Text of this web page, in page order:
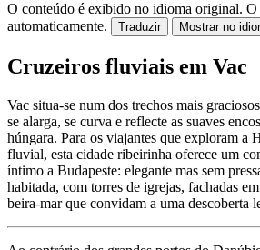
O conteúdo é exibido no idioma original. O
automaticamente.
Traduzir Mostrar no
Cruzeiros fluviais em Vac
Vac situa-se num dos trechos mais
se alarga, se curva e reflecte as suaves
húngara. Para os viajantes que exploram a
fluvial, esta cidade ribeirinha oferece um
íntimo a Budapeste: elegante mas sem
habitada, com torres de igrejas, fachadas
beira-mar que convidam a uma descoberta